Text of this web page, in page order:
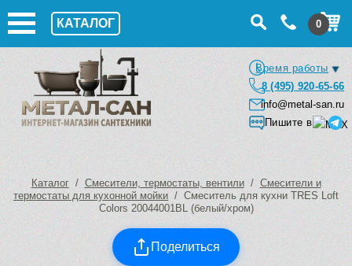
КАТАЛОГ 0
Время работы
8 (495) 920-65-66
info@metal-san.ru
Пишите в
Каталог/ Смесители, термостаты, вентили/ Смесители и
термостаты для кухонной мойки / Смеситель для кухни TRES Loft
Colors 20044001BL (белый/хром)
Поделиться